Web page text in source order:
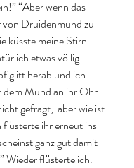
“Aber wenn das
von Druidenmund zu
küsste meine Stirn.
etwas völlig
glitt herab und ich
dem Mund an ihr Ohr.
gefragt,  aber wie ist
flüsterte ihr erneut ins
ganz gut damit
Wieder flüsterte ich.